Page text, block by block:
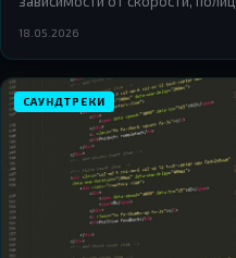
в живой элемент геймплея.
18.05.2026
САУНДТРЕКИ